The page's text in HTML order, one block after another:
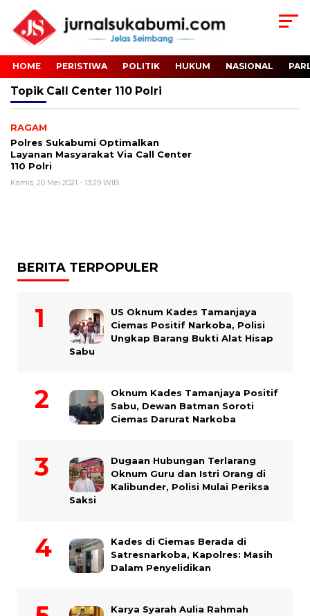
HOME PERISTIWA POLITIK HUKUM NASIONAL
Topik Call Center 110 Polri
RAGAM
Polres Sukabumi Optimalkan
Layanan Masyarakat Via Call Center
110 Polri
Kamis, 20 Mei 2021 - 13:29 WIB
BERITA TERPOPULER
US Oknum Kades Tamanjaya
Ciemas Positif Narkoba, Polisi
Ungkap Barang Bukti Alat Hisap
Sabu
Oknum Kades Tamanjaya Positif
Sabu, Dewan Batman Soroti
Ciemas Darurat Narkoba
Dugaan Hubungan Terlarang
Oknum Guru dan Istri Orang di
Kalibunder, Polisi Mulai Periksa
Saksi
Kades di Ciemas Berada di
Satresnarkoba, Kapolres: Masih
Dalam Penyelidikan
Karya Syarah Aulia Rahmah